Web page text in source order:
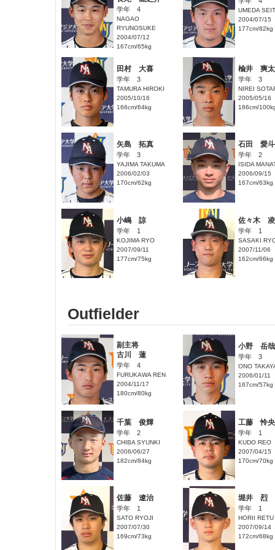
学年 4
NAGAO
RYUNOSUKE
2004/07/12
167cm/65kg
UMEDA
2004/07/15
177cm/82kg
田村 大喜
学年 3
TAMURA HIROKI
2005/10/16
166cm/64kg
楡井 爽
学年 3
NIREI
2005/05/16
186cm/
矢島 拓真
学年 3
YAJIMA TAKUMA
2006/02/03
170cm/62kg
石田 愛斗
学年 2
ISIDA
2006/09/15
167cm/63kg
小嶋 諒
学年 1
KOJIMA RYO
2007/09/11
177cm/75kg
佐々木
学年 1
SASAKI
2007/11/06
162cm/66kg
Outfielder
副主将
古川 蓮
学年 4
FURUKAWA REN
2004/11/17
180cm/80kg
小野 岳哉
学年 3
ONO
2006/01/11
167cm/57kg
千葉 俊輝
学年 2
CHIBA SYUNKI
2006/06/27
182cm/84kg
工藤 怜央
学年 1
KUDO REO
2007/04/15
170cm/70kg
佐藤 遼治
学年 1
SATO RYOJI
2007/07/30
169cm/73kg
堀井 烈
学年 1
HORII RETU
2007/09/14
172cm/68kg